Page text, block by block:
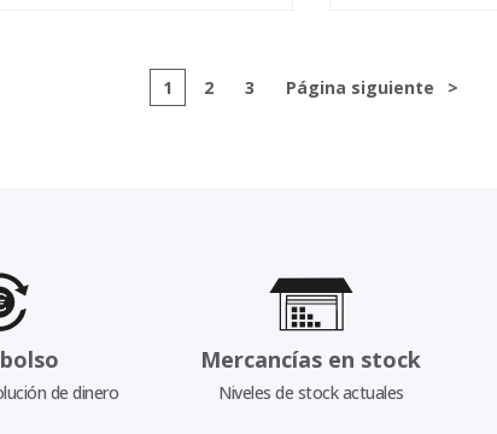
1 2 3 Página siguiente >
de dinero
Mercancías en stock
Niveles de stock actuales